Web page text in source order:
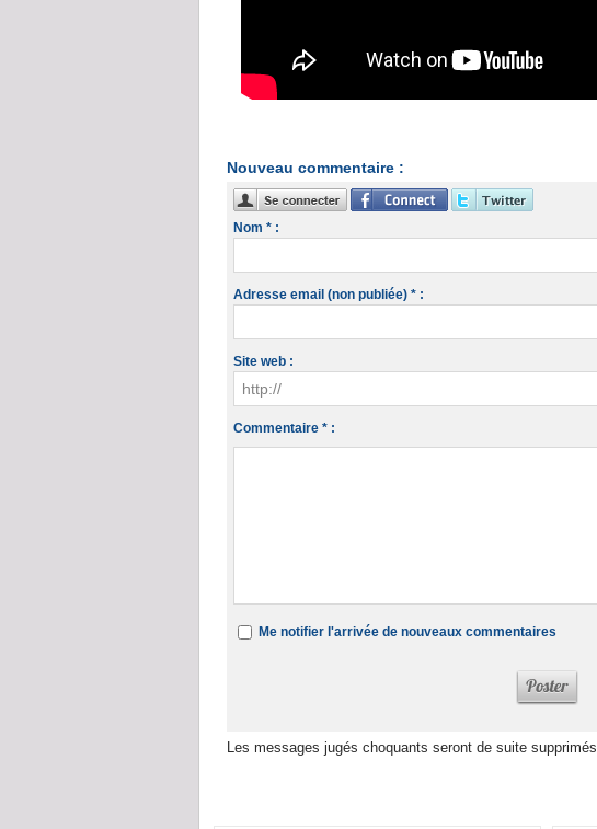
Nouveau commentaire :
Nom * :
Adresse email (non publiée) * :
Site web :
Commentaire * :
Me notifier l'arrivée de nouveaux commentaires
Les messages jugés choquants seront de suite supprimés